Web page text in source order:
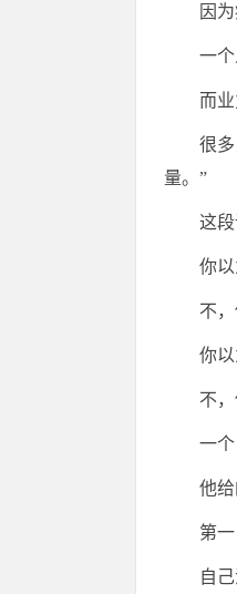
因
一
而
很
量。”
这段
你以
不，
你以
不
一
他
第一
自